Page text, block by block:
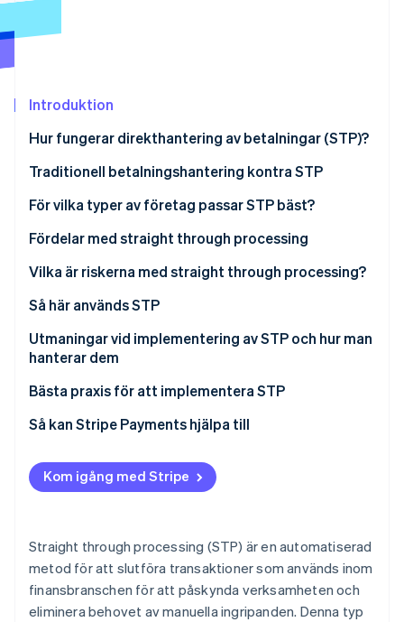
Identitetsverifiering online
Titta nu
Introduktion
Hur fungerar direkthantering av betalningar (STP)?
Traditionell betalningshantering kontra STP
Traditionell betalningshantering
STP
Exempel på de båda processerna
För vilka typer av företag passar STP bäst?
Fördelar med straight through processing
Finjusterade operativa funktioner
Lägre kostnader
Mer precisa data
Riskminimering
Vilka är riskerna med straight through processing?
Systemfel
Minskad tillsyn
Säkerhetsexponering
Så här används STP
Betalningshantering
Behandling av försäkringsanspråk
Kundkännedom
Utmaningar vid implementering av STP och hur man
hanterar dem
Föråldrade system
Kostnad
Motstånd i organisationen
Datakvalitet och datastandardisering
Bästa praxis för att implementera STP
Datakvalitet
Hantera undantag
Optimering av arbetsflöde
Övervakning och analys
Kontinuerlig förbättring
Så kan Stripe Payments hjälpa till
Kom igång med Stripe
Straight through processing (STP) är en automatiserad
metod för att slutföra transaktioner som används inom
finansbranschen för att påskynda verksamheten och
eliminera behovet av manuella ingripanden. Denna typ